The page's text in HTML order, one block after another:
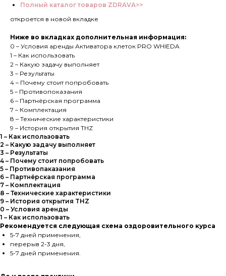
Полный каталог товаров ZDRAVA>>
откроется в новой вкладке
Ниже во вкладках дополнительная информация:
0 – Условия аренды Активатора клеток PRO WHIEDA
1 – Как использовать
2 – Какую задачу выполняет
3 – Результаты
4 – Почему стоит попробовать
5 – Противопоказания
6 – Партнёрская программа
7 – Комплектация
8 – Технические характеристики
9 – История открытия THZ
1 – Как использовать
2 – Какую задачу выполняет
3 – Результаты
4 – Почему стоит попробовать
5 – Противопаказания
6 – Партнёрская программа
7 – Комплектация
8 – Технические характеристики
9 – История открытия THZ
0 – Условия аренды
1 – Как использовать
Рекомендуется следующая схема оздоровительного курса
5-7 дней применения,
перерыв 2-3 дня,
5-7 дней применения.